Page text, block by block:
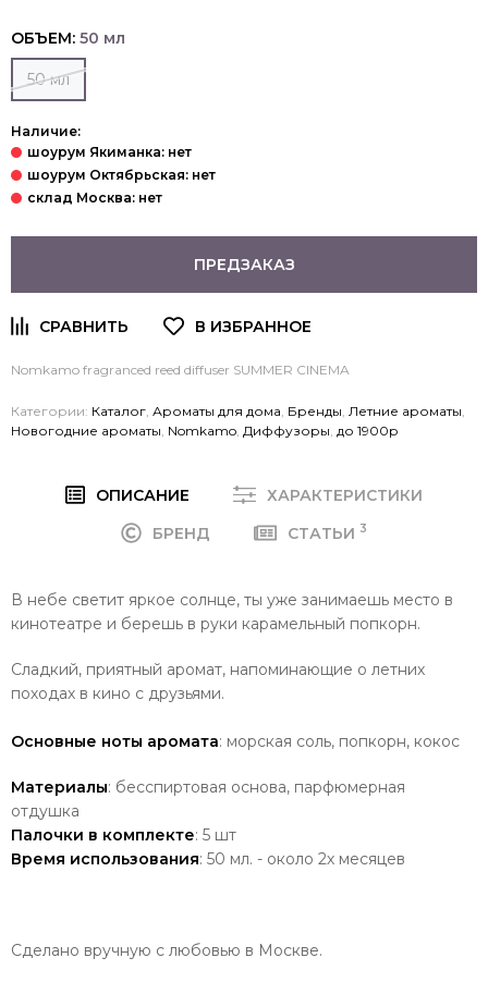
ОБЪЕМ: 50 мл
50 мл
Наличие:
ПРЕДЗАКАЗ
Nomkamo fragranced reed diffuser SUMMER CINEMA
Категории: Каталог Ароматы для дома Бренды Летние ароматы
Новогодние ароматы Nomkamo Диффузоры до 1900р
ОПИСАНИЕ
ХАРАКТЕРИСТИКИ
БРЕНД
СТАТЬИ 3
В небе светит яркое солнце, ты уже занимаешь место в
кинотеатре и берешь в руки карамельный попкорн.
Сладкий, приятный аромат, напоминающие о летних
походах в кино с друзьями.
Основные ноты аромата: морская соль, попкорн, кокос
Материалы: бесспиртовая основа, парфюмерная
отдушка
Палочки в комплекте: 5 шт
Время использования: 50 мл. - около 2х месяцев
Сделано вручную с любовью в Москве.